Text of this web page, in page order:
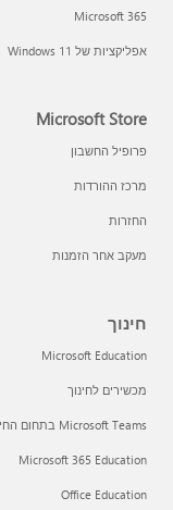
Microsoft 365
אפליקציות של Windows 11‏
Microsoft Store
פרופיל החשבון
מרכז ההורדות
החזרות
מעקב אחר הזמנות
חינוך
Microsoft Education
מכשירים לחינוך
Microsoft Teams בתחום החינוך
Microsoft 365 Education
Office Education